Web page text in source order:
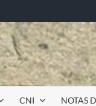
CNI NOTAS